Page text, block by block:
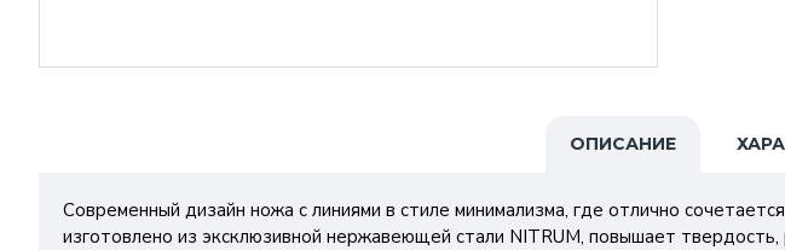
ОПИСАНИЕ
Современный дизайн ножа с линиями в стиле минимализма, где отлично
изготовлено из эксклюзивной нержавеющей стали NITRUM, повышает